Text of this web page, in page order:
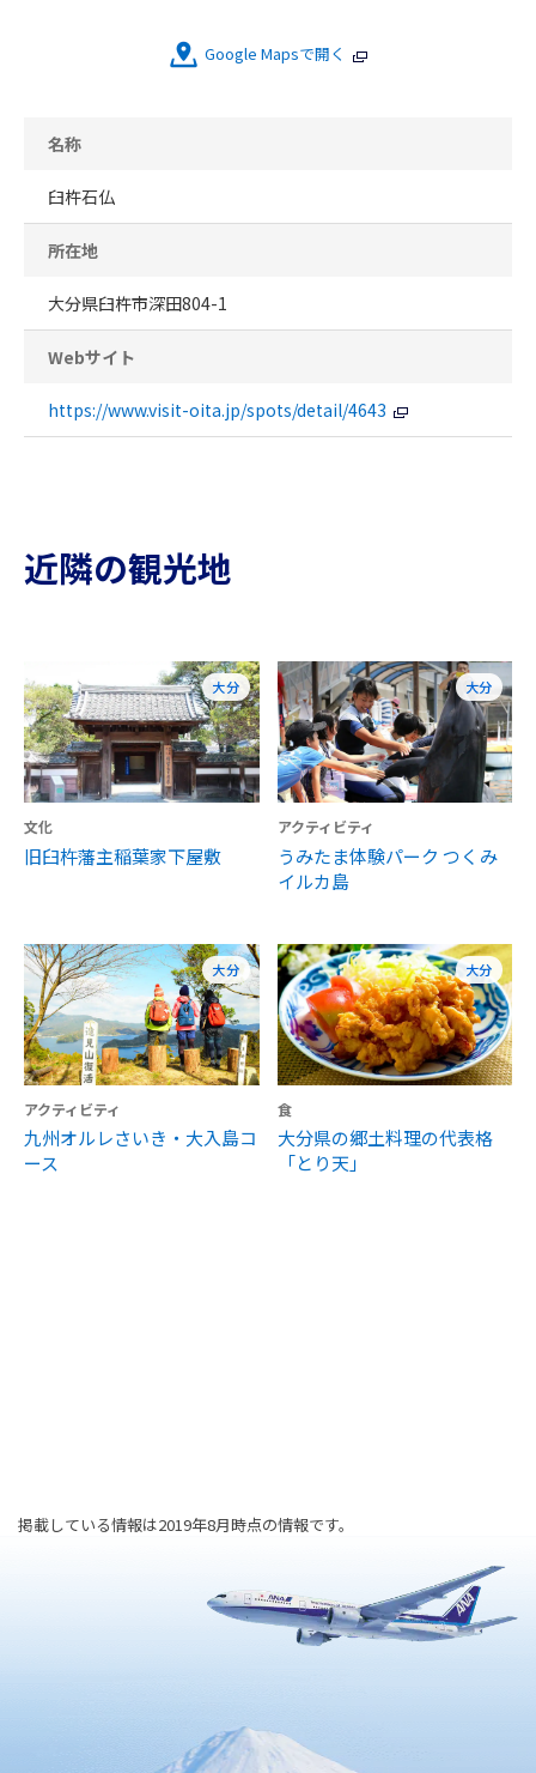
Google Mapsで開く
名称
臼杵石仏
所在地
大分県臼杵市深田804-1
Webサイト
https://www.visit-oita.jp/spots/detail/4643
近隣の観光地
大分
文化
旧臼杵藩主稲葉家下屋敷
大分
アクティビティ
うみたま体験パーク つくみ
イルカ島
大分
アクティビティ
九州オルレさいき・大入島コ
ース
大分
食
大分県の郷土料理の代表格
「とり天」
掲載している情報は2019年8月時点の情報です。